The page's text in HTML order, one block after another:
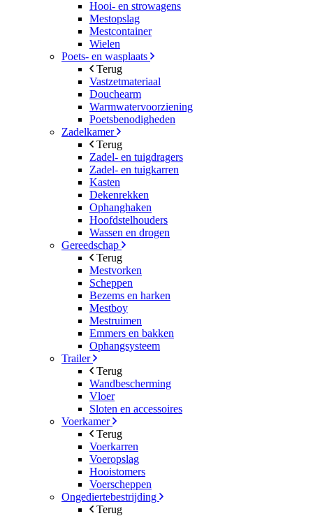
Hooi- en strowagens
Mestopslag
Mestcontainer
Wielen
Poets- en wasplaats
Terug
Vastzetmateriaal
Douchearm
Warmwatervoorziening
Poetsbenodigheden
Zadelkamer
Terug
Zadel- en tuigdragers
Zadel- en tuigkarren
Kasten
Dekenrekken
Ophanghaken
Hoofdstelhouders
Wassen en drogen
Gereedschap
Terug
Mestvorken
Scheppen
Bezems en harken
Mestboy
Mestruimen
Emmers en bakken
Ophangsysteem
Trailer
Terug
Wandbescherming
Vloer
Sloten en accessoires
Voerkamer
Terug
Voerkarren
Voeropslag
Hooistomers
Voerscheppen
Ongediertebestrijding
Terug